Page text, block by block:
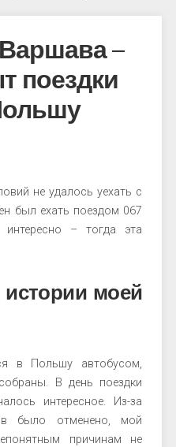
–
поездки
не удалось уехать с
был ехать поездом 067
– тогда эта
моей
в Польшу автобусом,
В день поездки
интересное. Из-за
было отменено, мой
причинам не